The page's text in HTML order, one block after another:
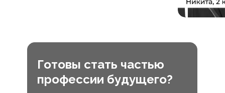
Готовы стать частью
профессии будущего?